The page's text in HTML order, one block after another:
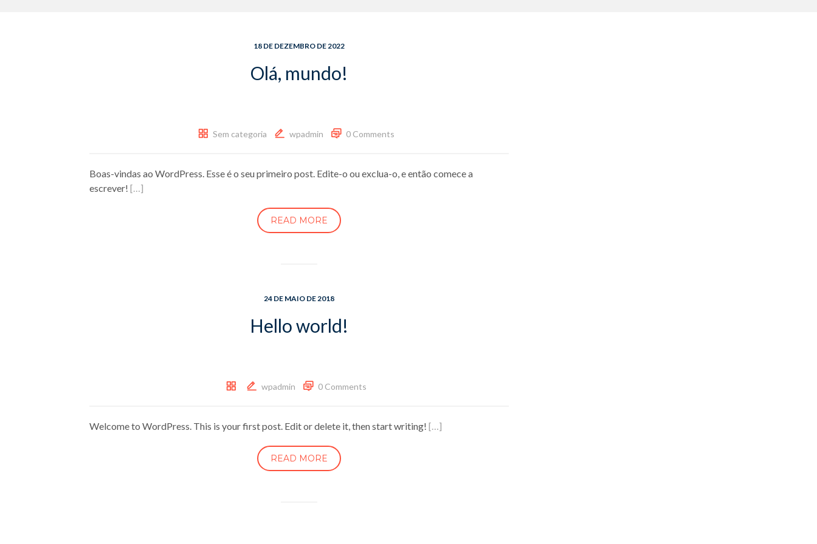
18 DE DEZEMBRO DE 2022
Olá, mundo!
Sem categoria wpadmin 0 Comments
Boas-vindas ao WordPress. Esse é o seu primeiro post. Edite-o ou exclua-o, e então comece a
escrever! […]
READ MORE
24 DE MAIO DE 2018
Hello world!
wpadmin 0 Comments
Welcome to WordPress. This is your first post. Edit or delete it, then start writing! […]
READ MORE